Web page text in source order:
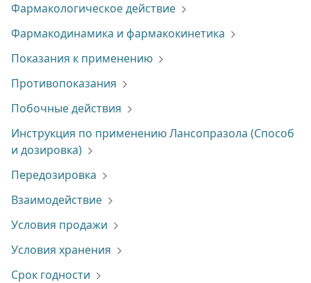
Фармакологическое действие
Фармакодинамика и фармакокинетика
Показания к применению
Противопоказания
Побочные действия
Инструкция по применению Лансопразола (Способ
и дозировка)
Передозировка
Взаимодействие
Условия продажи
Условия хранения
Срок годности